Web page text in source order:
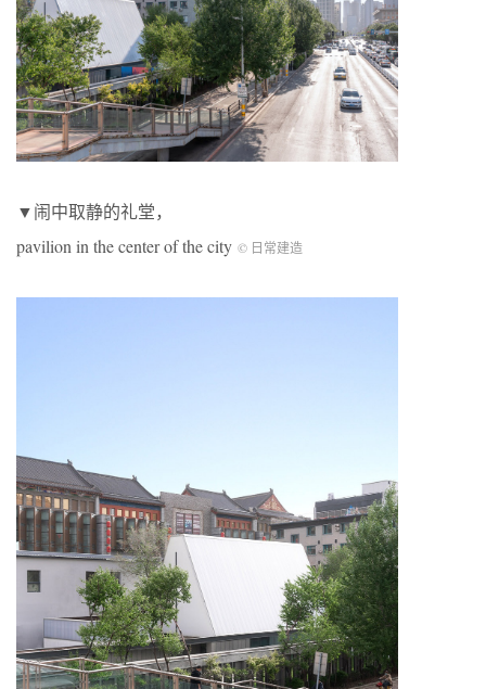
▼闹中取静的礼堂，
pavilion in the center of the city © 日常建造